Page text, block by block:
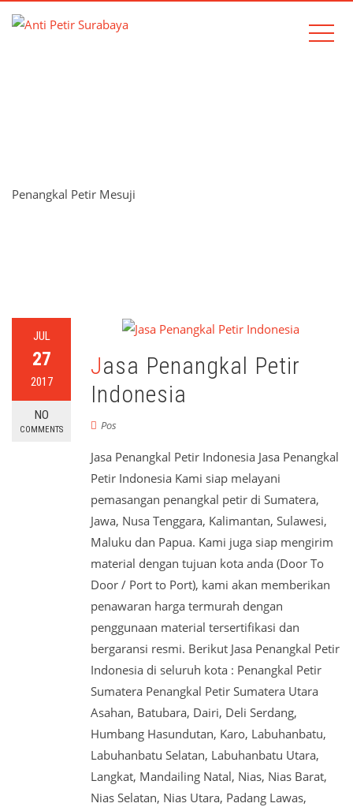
Penangkal Petir Mesuji
JUL
27
2017
NO
COMMENTS
Jasa Penangkal Petir
Indonesia
Pos
Jasa Penangkal Petir Indonesia Jasa Penangkal
Petir Indonesia Kami siap melayani
pemasangan penangkal petir di Sumatera,
Jawa, Nusa Tenggara, Kalimantan, Sulawesi,
Maluku dan Papua. Kami juga siap mengirim
material dengan tujuan kota anda (Door To
Door / Port to Port), kami akan memberikan
penawaran harga termurah dengan
penggunaan material tersertifikasi dan
bergaransi resmi. Berikut Jasa Penangkal Petir
Indonesia di seluruh kota : Penangkal Petir
Sumatera Penangkal Petir Sumatera Utara
Asahan, Batubara, Dairi, Deli Serdang,
Humbang Hasundutan, Karo, Labuhanbatu,
Labuhanbatu Selatan, Labuhanbatu Utara,
Langkat, Mandailing Natal, Nias, Nias Barat,
Nias Selatan, Nias Utara, Padang Lawas,